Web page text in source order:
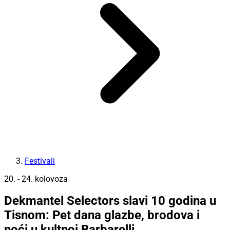
Festivali
20. - 24. kolovoza
Dekmantel Selectors slavi 10 godina u
Tisnom: Pet dana glazbe, brodova i